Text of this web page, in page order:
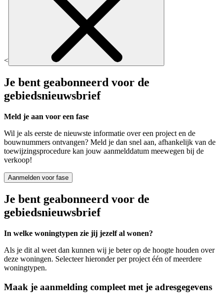
<
Je bent geabonneerd voor de
gebiedsnieuwsbrief
Meld je aan voor een fase
Wil je als eerste de nieuwste informatie over een project en de
bouwnummers ontvangen? Meld je dan snel aan, afhankelijk van de
toewijzingsprocedure kan jouw aanmelddatum meewegen bij de
verkoop!
Aanmelden voor fase
Je bent geabonneerd voor de
gebiedsnieuwsbrief
In welke woningtypen zie jij jezelf al wonen?
Als je dit al weet dan kunnen wij je beter op de hoogte houden over
deze woningen. Selecteer hieronder per project één of meerdere
woningtypen.
Maak je aanmelding compleet met je adresgegevens